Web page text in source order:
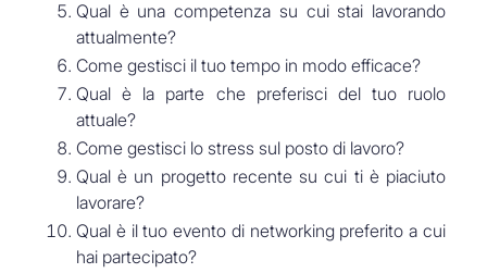
Qual è una competenza su cui stai lavorando
attualmente?
Come gestisci il tuo tempo in modo efficace?
Qual è la parte che preferisci del tuo ruolo
attuale?
Come gestisci lo stress sul posto di lavoro?
Qual è un progetto recente su cui ti è piaciuto
lavorare?
Qual è il tuo evento di networking preferito a cui
hai partecipato?